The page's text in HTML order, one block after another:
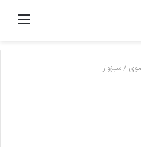
منو
/سبزوار